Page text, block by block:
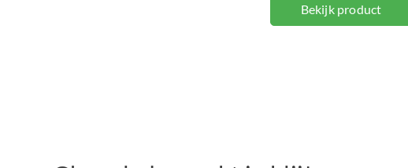
Bekijk product